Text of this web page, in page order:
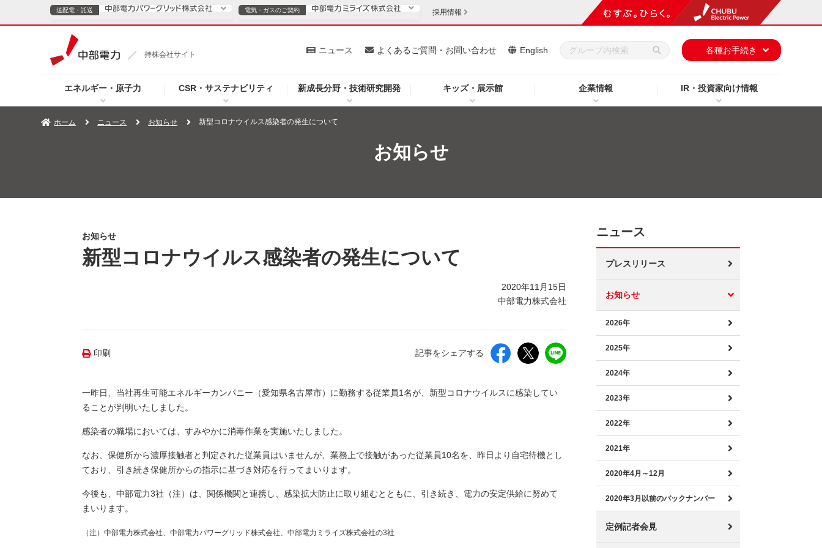
持株会社サイト
エネルギー・原子力 CSR・サステナビリティ 新成長分野・技術研究開発 キッズ・展示館 企業情報 IR・投資家向け情報
ニュース よくあるご質問・お問い合わせ English 各種お手続き
送配電・託送
TOPページへ ご案内 安定供給
企業情報
電気・ガスのご契約
電気・ガスのご契約
TOPページへ 個人のお客さま 法人のお客さま
採用情報
ホーム ニュース お知らせ 新型コロナウイルス感染者の発生について
お知らせ
お知らせ
新型コロナウイルス感染者の発生について
2020年11月15日
中部電力株式会社
印刷 記事をシェアする
一昨日、当社再生可能エネルギーカンパニー（愛知県名古屋市）に勤務する従業員1名が、新型コロナウイルスに感染してい
ることが判明いたしました。
感染者の職場においては、すみやかに消毒作業を実施いたしました。
なお、保健所から濃厚接触者と判定された従業員はいませんが、業務上で接触があった従業員10名を、昨日より自宅待機とし
ており、引き続き保健所からの指示に基づき対応を行ってまいります。
今後も、中部電力3社（注）は、関係機関と連携し、感染拡大防止に取り組むとともに、引き続き、電力の安定供給に努めて
まいります。
（注）中部電力株式会社、中部電力パワーグリッド株式会社、中部電力ミライズ株式会社の3社
ニュース
プレスリリース
お知らせ
2026年
2025年
2024年
2023年
2022年
2021年
2020年4月～12月
2020年3月以前のバックナンバー
定例記者会見